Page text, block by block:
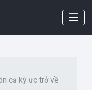
cả ký ức trở về